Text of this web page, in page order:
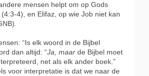
mensen helpt om op Gods
4), en Elifaz, op wie Job niet kan
“Is elk woord in de Bijbel
dan altijd: “Ja, maar de Bijbel moet
net als elk ander boek.”
voor interpretatie is dat we naar de